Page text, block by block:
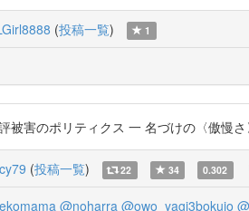
(投稿一覧) 1
被害のポリティクス 一 名づけの〈傲慢
(投稿一覧) 22 34 0.302
@noharra @owo_yagi3bokujo